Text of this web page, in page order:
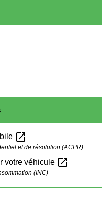
open_in_new
et de résolution (ACPR)
votre véhicule open_in_new
(INC)